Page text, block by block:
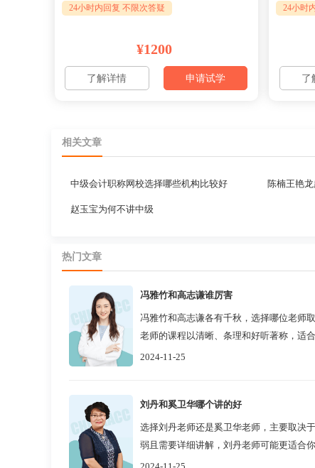
24小时内回复 不限次答疑
¥1200
了解详情 申请试学
24小时
了
相关文章
中级会计职称网校选择哪些机构比较好 陈楠王艳
赵玉宝为何不讲中级
热门文章
冯雅竹和高志谦谁厉害
冯雅竹和高志谦各有千秋，选择哪位老师
老师的课程以清晰、条理和好听著称，适
的学员；而高志谦老师的课程则以幽默风趣
2024-11-25
刘丹和奚卫华哪个讲的好
选择刘丹老师还是奚卫华老师，主要取决
弱且需要详细讲解，刘丹老师可能更适合
丰富的讲解，奚卫华老师可能更合适。...